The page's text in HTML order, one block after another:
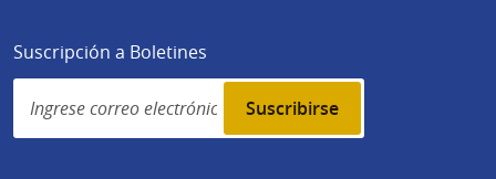
Suscripción a Boletines
Simplenews
subscription